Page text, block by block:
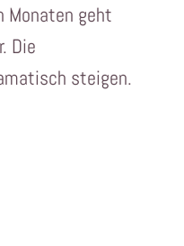
Monaten geht
Die
steigen.